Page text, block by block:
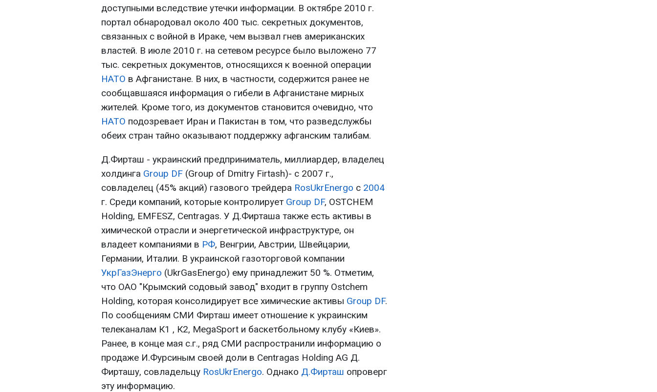
доступными вследствие утечки информации. В октябре 2010 г.
портал обнародовал около 400 тыс. секретных документов,
связанных с войной в Ираке, чем вызвал гнев американских
властей. В июле 2010 г. на сетевом ресурсе было выложено 77
тыс. секретных документов, относящихся к военной операции
НАТО в Афганистане. В них, в частности, содержится ранее не
сообщавшаяся информация о гибели в Афганистане мирных
жителей. Кроме того, из документов становится очевидно, что
НАТО подозревает Иран и Пакистан в том, что разведслужбы
обеих стран тайно оказывают поддержку афганским талибам.
Д.Фирташ - украинский предприниматель, миллиардер, владелец
холдинга Group DF (Group of Dmitry Firtash)- с 2007 г.,
совладелец (45% акций) газового трейдера RosUkrEnergo c 2004
г. Среди компаний, которые контролирует Group DF, OSTCHEM
Holding, EMFESZ, Centragas. У Д.Фирташа также есть активы в
химической отрасли и энергетической инфраструктуре, он
владеет компаниями в РФ, Венгрии, Австрии, Швейцарии,
Германии, Италии. В украинской газоторговой компании
УкрГазЭнерго (UkrGasEnergo) ему принадлежит 50 %. Отметим,
что ОАО "Крымский содовый завод" входит в группу Ostchem
Holding, которая консолидирует все химические активы Group DF.
По сообщениям СМИ Фирташ имеет отношение к украинским
телеканалам К1 , К2, MegaSport и баскетбольному клубу «Киев».
Ранее, в конце мая с.г., ряд СМИ распространили информацию о
продаже И.Фурсиным своей доли в Centragas Holding AG Д.
Фирташу, совладельцу RosUkrEnergo. Однако Д.Фирташ опроверг
эту информацию.